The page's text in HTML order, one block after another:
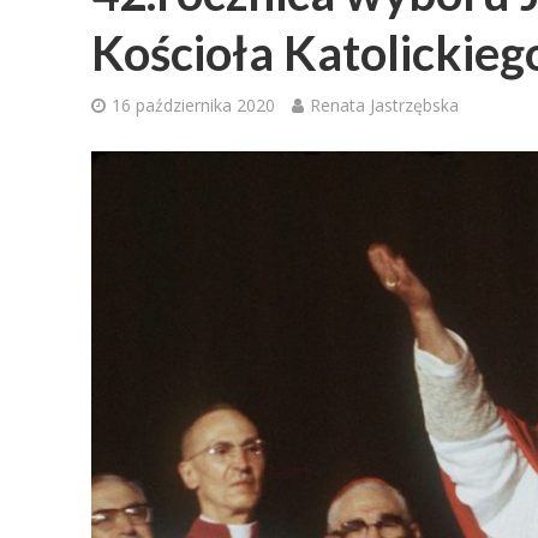
Kościoła
16 października 2020 Renata Jastrzębska